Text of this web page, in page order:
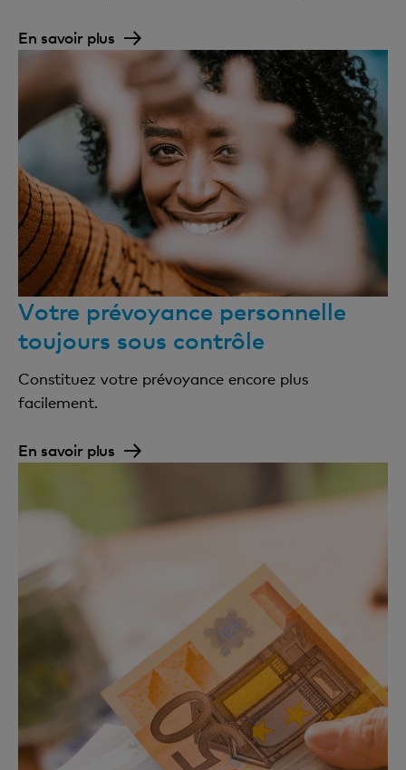
En savoir plus
Votre prévoyance personnelle
toujours sous contrôle
Constituez votre prévoyance encore plus
facilement.
En savoir plus